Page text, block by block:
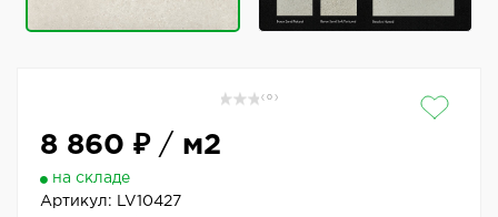
( 0 )
8 860 ₽/ м2
на складе
Артикул:
LV10427